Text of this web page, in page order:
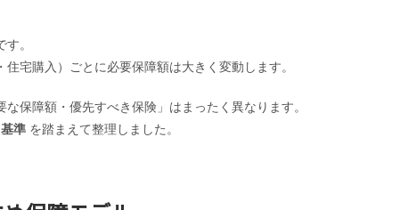
。
宅購入）ごとに必要保障額は大きく変動します。
保障額・優先すべき保険」はまったく異なります。
準 を踏まえて整理しました。